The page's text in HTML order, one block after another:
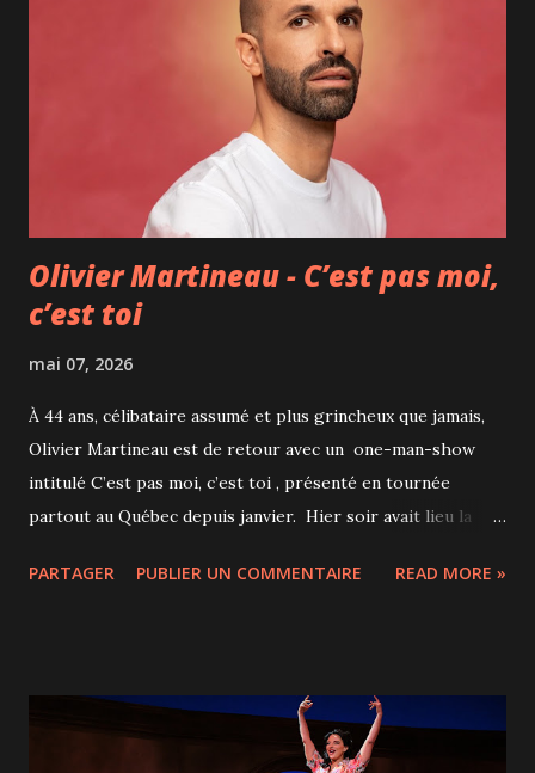
images. Le fameux "nuage dans le ventre" devient le point
de départ d’un voyage chorégraphique sensible et
accessible, où les réactions physiques aux émotions
prennent forme sur scène. Les chorégraphies,
interprétées en trio, sont accompagnées de dizaines de
costumes colorés qui transforment continuellement
l’espace scénique. La voix de la jeune Margot ponctue le
spectacle de réflex...
Olivier Martineau - C’est pas moi,
c’est toi
mai 07, 2026
À 44 ans, célibataire assumé et plus grincheux que jamais,
Olivier Martineau est de retour avec un one-man-show
intitulé C’est pas moi, c’est toi , présenté en tournée
partout au Québec depuis janvier. Hier soir avait lieu la
attendu pour cet humoriste qui a bâti sa réputation sur un
vide son sac sur tout ce qui l’irrite dans la vie quotidienne.
Les enfants, les gens en général, la rage au volant, les
PARTAGER PUBLIER UN COMMENTAIRE READ MORE »